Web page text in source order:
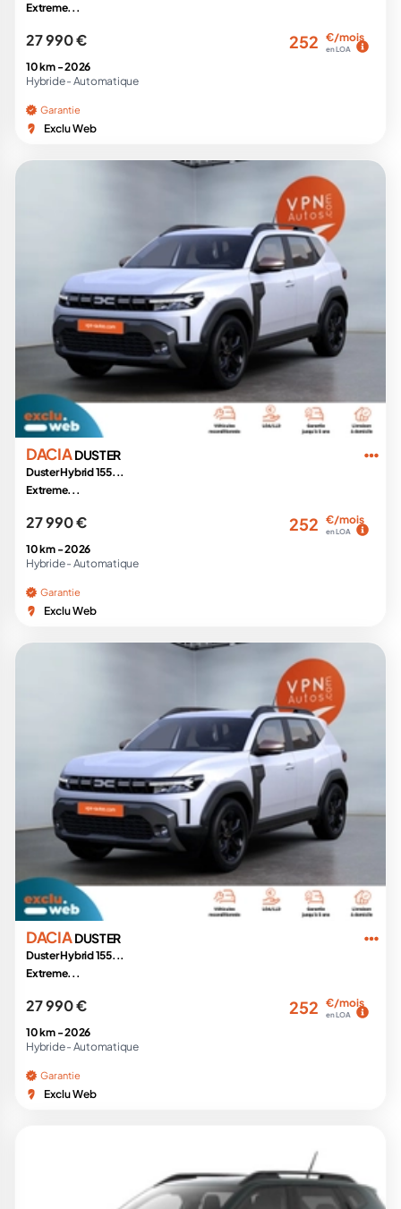
Extreme...
27 990 € 252 €/mois
en LOA
10 km -2026
Hybride - Automatique
Garantie
Exclu Web
DACIADUSTER
Duster Hybrid 155...
Extreme...
27 990 € 252 €/mois
en LOA
10 km -2026
Hybride - Automatique
Garantie
Exclu Web
DACIADUSTER
Duster Hybrid 155...
Extreme...
27 990 € 252 €/mois
en LOA
10 km -2026
Hybride - Automatique
Garantie
Exclu Web